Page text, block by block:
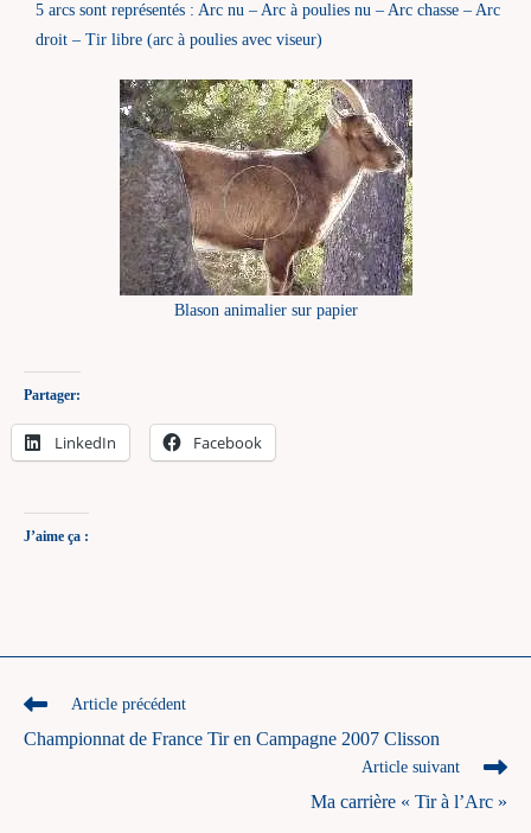
5 arcs sont représentés : Arc nu – Arc à poulies nu – Arc chasse – Arc
droit – Tir libre (arc à poulies avec viseur)
Blason animalier sur papier
Partager:
LinkedIn Facebook
J’aime ça :
Read
articles
Article précédent
Championnat de France Tir en Campagne 2007 Clisson
Article suivant
Ma carrière « Tir à l’Arc »